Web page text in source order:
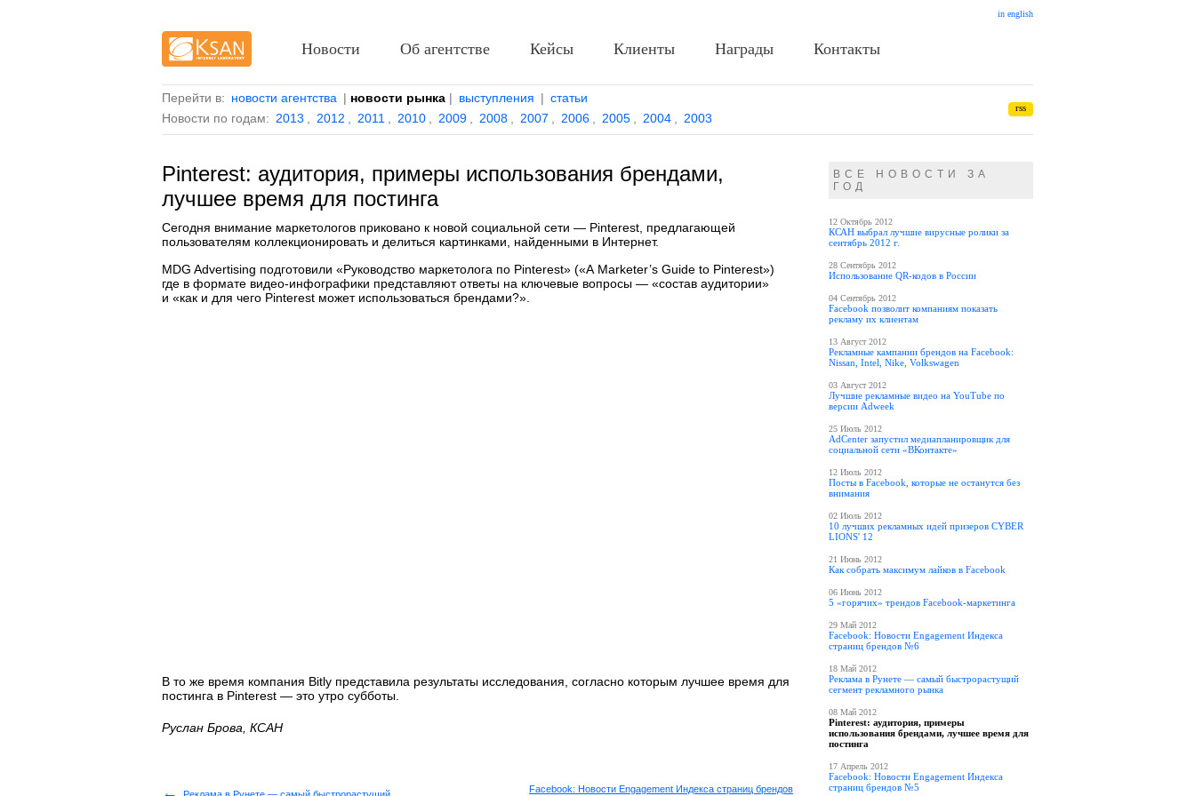
Перейти в: новости агентства | новости рынка | выступления | статьи
Новости по годам: 2013 2012 2011 2010 2009 2008 2007 2006 2005 2004 2003
rss
Pinterest: аудитория, примеры использования брендами,
лучшее время для постинга
Сегодня внимание маркетологов приковано к новой социальной сети — Pinterest, предлагающей
пользователям коллекционировать и делиться картинками, найденными в Интернет.
MDG Advertising подготовили «Руководство маркетолога по Pinterest» («A Marketer’s Guide to Pinterest»)
где в формате видео-инфографики представляют ответы на ключевые вопросы — «состав аудитории»
и «как и для чего Pinterest может использоваться брендами?».
В то же время компания Bitly представила результаты исследования, согласно которым лучшее время для
постинга в Pinterest — это утро субботы.
Руслан Брова, КСАН
← Facebook: Новости Engagement Индекса страниц брендов
ВСЕ НОВОСТИ ЗА
ГОД
12 Октябрь 2012
КСАН выбрал лучшие вирусные ролики за
сентябрь 2012 г.
28 Сентябрь 2012
Использование QR-кодов в России
04 Сентябрь 2012
Facebook позволит компаниям показать
рекламу их клиентам
13 Август 2012
Рекламные кампании брендов на Facebook:
Nissan, Intel, Nike, Volkswagen
03 Август 2012
Лучшие рекламные видео на YouTube по
версии Adweek
25 Июль 2012
AdCenter запустил медиапланировщик для
социальной сети «ВКонтакте»
12 Июль 2012
Посты в Facebook, которые не останутся без
внимания
02 Июль 2012
10 лучших рекламных идей призеров CYBER
LIONS' 12
21 Июнь 2012
Как собрать максимум лайков в Facebook
06 Июнь 2012
5 «горячих» трендов Facebook-маркетинга
29 Май 2012
Facebook: Новости Engagement Индекса
страниц брендов №6
18 Май 2012
Реклама в Рунете — самый быстрорастущий
сегмент рекламного рынка
08 Май 2012
Pinterest: аудитория, примеры
использования брендами, лучшее время для
постинга
17 Апрель 2012
Facebook: Новости Engagement Индекса
страниц брендов №5
in english
Новости Об агентстве Кейсы Клиенты Награды Контакты